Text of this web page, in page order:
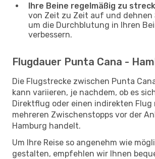
Ihre Beine regelmäßig zu
von Zeit zu Zeit auf und dehnen
um die Durchblutung in Ihren
verbessern.
Flugdauer Punta Cana -
Die Flugstrecke zwischen Punta
kann variieren, je nachdem, ob es
Direktflug oder einen indirekten Flug
mehreren Zwischenstopps vor der
Hamburg handelt.
Um Ihre Reise so angenehm wie
gestalten, empfehlen wir Ihnen